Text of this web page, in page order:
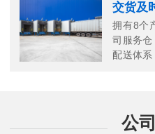
交货及
拥有8个
司服务
配送体
公